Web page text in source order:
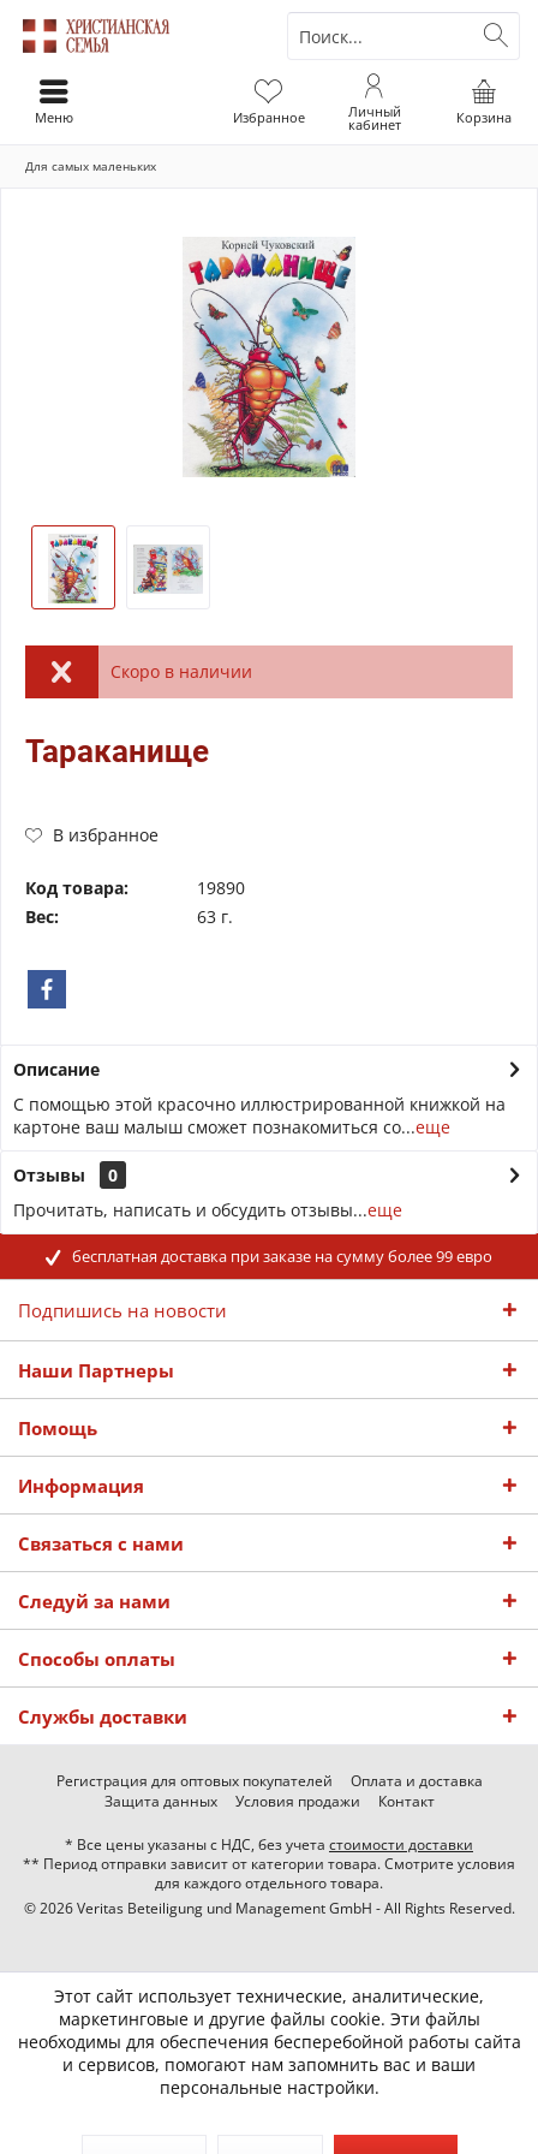
Корзина
Избранное Личный
кабинет
Меню
Для самых маленьких
Скоро в наличии
Тараканище
В избранное
Код товара:
19890
Вес:
63 г.
Описание
С помощью этой красочно иллюстрированной книжкой на
картоне ваш малыш сможет познакомиться со...еще
Отзывы
0
Прочитать, написать и обсудить отзывы...еще
бесплатная доставка при заказе на сумму более 99 евро
Подпишись на новости
Наши Партнеры
Помощь
Информация
Связаться с нами
Следуй за нами
Способы оплаты
Службы доставки
Регистрация для оптовых покупателей
Оплата и доставка
Защита данных
Условия продажи Контакт
* Все цены указаны с НДС, без учета стоимости доставки
** Период отправки зависит от категории товара. Смотрите условия
для каждого отдельного товара.
© 2026 Veritas Beteiligung und Management GmbH - All Rights Reserved.
Этот сайт использует технические, аналитические,
маркетинговые и другие файлы cookie. Эти файлы
необходимы для обеспечения бесперебойной работы сайта
и сервисов, помогают нам запомнить вас и ваши
персональные настройки.